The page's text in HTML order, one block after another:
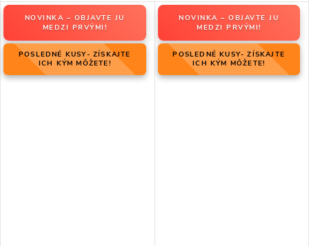
NOVINKA – OBJAVTE JU
MEDZI PRVÝMI!
POSLEDNÉ KUSY- ZÍSKAJTE
ICH KÝM MÔŽETE!
NOVINKA – OBJAVTE JU
MEDZI PRVÝMI!
POSLEDNÉ KUSY- ZÍSKAJTE
ICH KÝM MÔŽETE!